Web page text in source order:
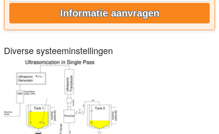
Informatie aanvragen
Diverse systeeminstellingen